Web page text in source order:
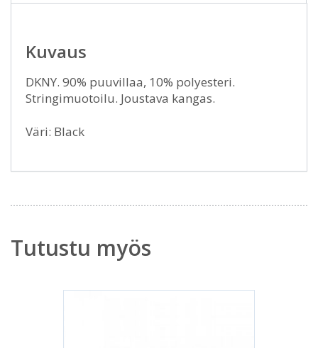
Kuvaus
DKNY. 90% puuvillaa, 10% polyesteri.
Stringimuotoilu. Joustava kangas.
Väri: Black
Tutustu myös